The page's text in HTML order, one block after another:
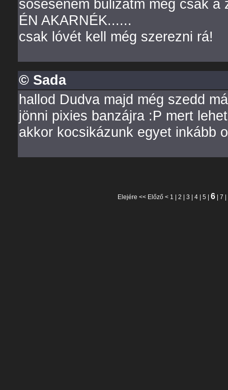
sosesenem bulizatm még csak
ÉN AKARNÉK......
csak lóvét kell még szerezni rá!
© Sada
hallod Dudva majd még szedd
jönni pixies banzájra :P mert
akkor kocsikázunk egyet inkább
Elejére << Előző< 1 2 3 4| 5 6| 7